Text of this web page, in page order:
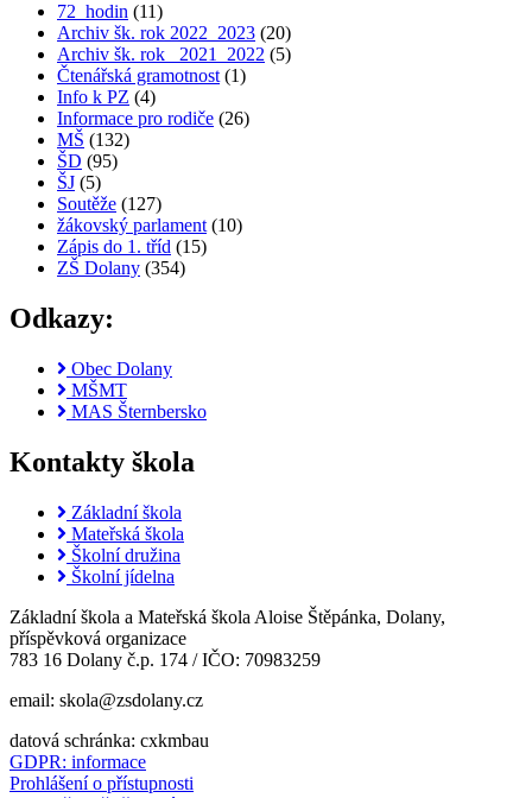
72_hodin (11)
Archiv šk. rok 2022_2023 (20)
Archiv šk. rok_ 2021_2022 (5)
Čtenářská gramotnost (1)
Info k PZ (4)
Informace pro rodiče (26)
MŠ (132)
ŠD (95)
ŠJ (5)
Soutěže (127)
žákovský parlament (10)
Zápis do 1. tříd (15)
ZŠ Dolany (354)
Odkazy:
Obec Dolany
MŠMT
MAS Šternbersko
Kontakty škola
Základní škola
Mateřská škola
Školní družina
Školní jídelna
Základní škola a Mateřská škola Aloise Štěpánka, Dolany,
příspěvková organizace
783 16 Dolany č.p. 174 / IČO: 70983259
email: skola@zsdolany.cz
datová schránka: cxkmbau
GDPR: informace
Prohlášení o přístupnosti